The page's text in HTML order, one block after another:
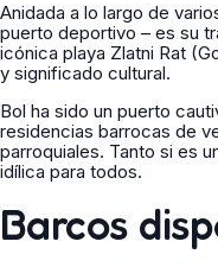
Anidada a lo largo de
puerto deportivo – es su
icónica playa Zlatni Rat
y significado cultural.
Bol ha sido un puerto
residencias barrocas de
parroquiales. Tanto si es
idílica para todos.
Barcos